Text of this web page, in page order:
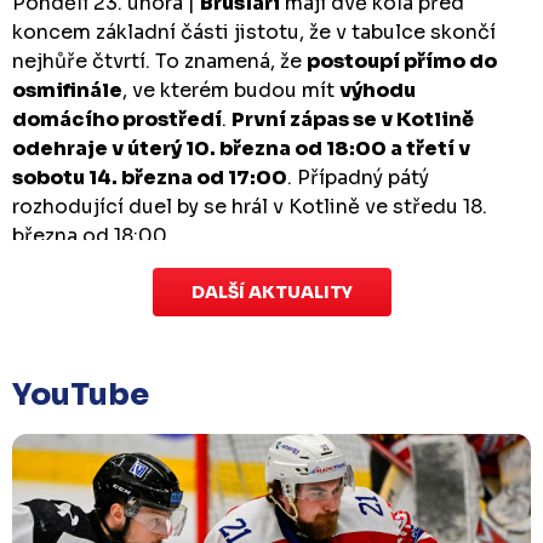
koncem základní části jistotu, že v tabulce skončí
nejhůře čtvrtí. To znamená, že postoupí přímo do
osmifinále, ve kterém budou mítvýhodu
domácího prostředí. První zápas se v Kotlině
odehraje v úterý 10. března od 18:00 a třetí v
sobotu 14. března od 17:00. Případný pátý
rozhodující duel by se hrál v Kotlině ve středu 18.
března od 18:00.
Zápas dorostu je odložen
které se mělo odehrát v pátek 30. ledna ve 14:15,
odloženo!Odehraje se v náhradním termínu, o
kterém se bude jednat.
Náhradní termín 32. kola
DALŠÍ AKTUALITY
YouTube